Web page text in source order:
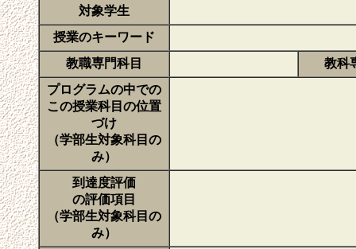
対象学生
授業のキーワード
教職専門科目
教科
プログラムの中での
この授業科目の位置
づけ
（学部生対象科目の
み）
到達度評価
の評価項目
（学部生対象科目の
み）